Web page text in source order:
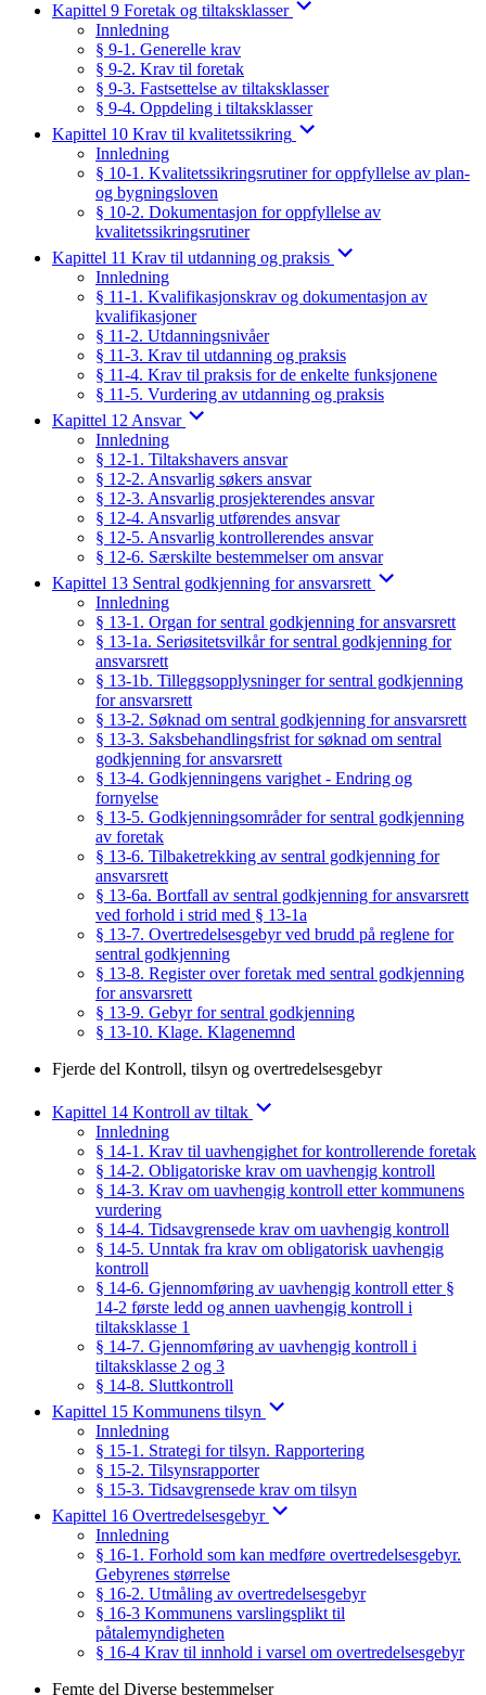
Kapittel 9 Foretak og tiltaksklasser
Innledning
§ 9-1. Generelle krav
§ 9-2. Krav til foretak
§ 9-3. Fastsettelse av tiltaksklasser
§ 9-4. Oppdeling i tiltaksklasser
Kapittel 10 Krav til kvalitetssikring
Innledning
§ 10-1. Kvalitetssikringsrutiner for oppfyllelse av plan-
og bygningsloven
§ 10-2. Dokumentasjon for oppfyllelse av
kvalitetssikringsrutiner
Kapittel 11 Krav til utdanning og praksis
Innledning
§ 11-1. Kvalifikasjonskrav og dokumentasjon av
kvalifikasjoner
§ 11-2. Utdanningsnivåer
§ 11-3. Krav til utdanning og praksis
§ 11-4. Krav til praksis for de enkelte funksjonene
§ 11-5. Vurdering av utdanning og praksis
Kapittel 12 Ansvar
Innledning
§ 12-1. Tiltakshavers ansvar
§ 12-2. Ansvarlig søkers ansvar
§ 12-3. Ansvarlig prosjekterendes ansvar
§ 12-4. Ansvarlig utførendes ansvar
§ 12-5. Ansvarlig kontrollerendes ansvar
§ 12-6. Særskilte bestemmelser om ansvar
Kapittel 13 Sentral godkjenning for ansvarsrett
Innledning
§ 13-1. Organ for sentral godkjenning for ansvarsrett
§ 13-1a. Seriøsitetsvilkår for sentral godkjenning for
ansvarsrett
§ 13-1b. Tilleggsopplysninger for sentral godkjenning
for ansvarsrett
§ 13-2. Søknad om sentral godkjenning for ansvarsrett
§ 13-3. Saksbehandlingsfrist for søknad om sentral
godkjenning for ansvarsrett
§ 13-4. Godkjenningens varighet - Endring og
fornyelse
§ 13-5. Godkjenningsområder for sentral godkjenning
av foretak
§ 13-6. Tilbaketrekking av sentral godkjenning for
ansvarsrett
§ 13-6a. Bortfall av sentral godkjenning for ansvarsrett
ved forhold i strid med § 13-1a
§ 13-7. Overtredelsesgebyr ved brudd på reglene for
sentral godkjenning
§ 13-8. Register over foretak med sentral godkjenning
for ansvarsrett
§ 13-9. Gebyr for sentral godkjenning
§ 13-10. Klage. Klagenemnd
Fjerde del Kontroll, tilsyn og overtredelsesgebyr
Kapittel 14 Kontroll av tiltak
Innledning
§ 14-1. Krav til uavhengighet for kontrollerende foretak
§ 14-2. Obligatoriske krav om uavhengig kontroll
§ 14-3. Krav om uavhengig kontroll etter kommunens
vurdering
§ 14-4. Tidsavgrensede krav om uavhengig kontroll
§ 14-5. Unntak fra krav om obligatorisk uavhengig
kontroll
§ 14-6. Gjennomføring av uavhengig kontroll etter §
14-2 første ledd og annen uavhengig kontroll i
tiltaksklasse 1
§ 14-7. Gjennomføring av uavhengig kontroll i
tiltaksklasse 2 og 3
§ 14-8. Sluttkontroll
Kapittel 15 Kommunens tilsyn
Innledning
§ 15-1. Strategi for tilsyn. Rapportering
§ 15-2. Tilsynsrapporter
§ 15-3. Tidsavgrensede krav om tilsyn
Kapittel 16 Overtredelsesgebyr
Innledning
§ 16-1. Forhold som kan medføre overtredelsesgebyr.
Gebyrenes størrelse
§ 16-2. Utmåling av overtredelsesgebyr
§ 16-3 Kommunens varslingsplikt til
påtalemyndigheten
§ 16-4 Krav til innhold i varsel om overtredelsesgebyr
Femte del Diverse bestemmelser